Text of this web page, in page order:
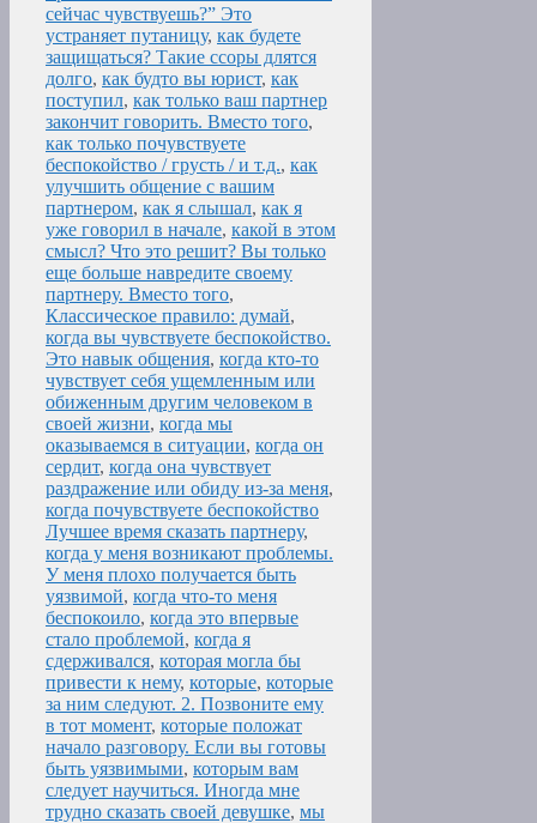
сейчас чувствуешь?” Это
устраняет путаницу, как будете
защищаться? Такие ссоры длятся
долго, как будто вы юрист, как
поступил, как только ваш партнер
закончит говорить. Вместо того,
как только почувствуете
беспокойство / грусть / и т.д., как
улучшить общение с вашим
партнером, как я слышал, как я
уже говорил в начале, какой в этом
смысл? Что это решит? Вы только
еще больше навредите своему
партнеру. Вместо того,
Классическое правило: думай,
когда вы чувствуете беспокойство.
Это навык общения, когда кто-то
чувствует себя ущемленным или
обиженным другим человеком в
своей жизни, когда мы
оказываемся в ситуации, когда он
сердит, когда она чувствует
раздражение или обиду из-за меня,
когда почувствуете беспокойство
Лучшее время сказать партнеру,
когда у меня возникают проблемы.
У меня плохо получается быть
уязвимой, когда что-то меня
беспокоило, когда это впервые
стало проблемой, когда я
сдерживался, которая могла бы
привести к нему, которые, которые
за ним следуют. 2. Позвоните ему
в тот момент, которые положат
начало разговору. Если вы готовы
быть уязвимыми, которым вам
следует научиться. Иногда мне
трудно сказать своей девушке, мы